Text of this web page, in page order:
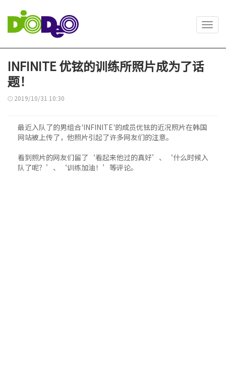
INFINITE 优铉的训练所照片成为了话
题！
2019/10/31 10:30
最近入队了的男组合'INFINITE'的成员优铉的近况照片在韩国
网站被上传了，他照片引起了许多网友们的注意。
看到照片的网友们留了‘看起来他过的真好’、‘什么时候入
队了呢？’、‘训练加油！’等评论。